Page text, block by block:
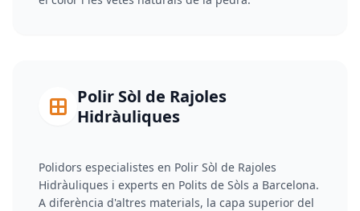
Polir Sòl de Rajoles
Hidràuliques
Polidors especialistes en Polir Sòl de Rajoles
Hidràuliques i experts en Polits de Sòls a Barcelona.
A diferència d'altres materials, la capa superior del